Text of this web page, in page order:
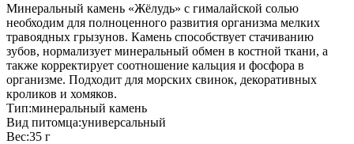
Минеральный камень «Жёлудь» с гималайской солью
необходим для полноценного развития организма мелких
травоядных грызунов. Камень способствует стачиванию
зубов, нормализует минеральный обмен в костной ткани, а
также корректирует соотношение кальция и фосфора в
организме. Подходит для морских свинок, декоративных
кроликов и хомяков.
Тип:минеральный камень
Вид питомца:универсальный
Вес:35 г